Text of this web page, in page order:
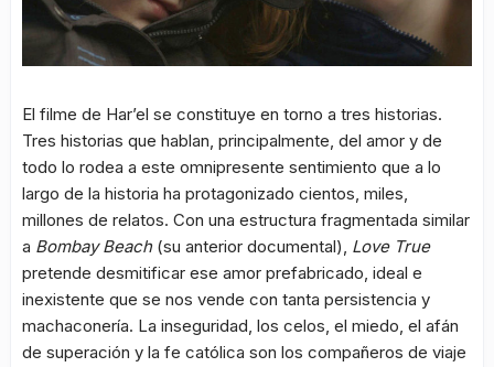
El filme de Har’el se constituye en torno a tres historias.
Tres historias que hablan, principalmente, del amor y de
todo lo rodea a este omnipresente sentimiento que a lo
largo de la historia ha protagonizado cientos, miles,
millones de relatos. Con una estructura fragmentada similar
a Bombay Beach(su anterior documental), Love True
pretende desmitificar ese amor prefabricado, ideal e
inexistente que se nos vende con tanta persistencia y
machaconería. La inseguridad, los celos, el miedo, el afán
de superación y la fe católica son los compañeros de viaje